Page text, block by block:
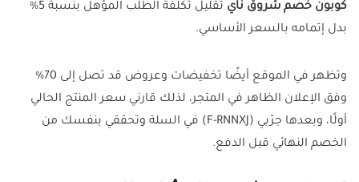
كوبون خصم شروق ناي
تقليل تكلفة الطلب المؤهل بنسبة 5%
بدل إتمامه بالسعر الأساسي.
وتظهر في الموقع أيضًا تخفيضات وعروض قد تصل إلى 70%
وفق الإعلان الظاهر في المتجر، لذلك قارني سعر المنتج الحالي
أولًا، وبعدها جرّبي (F-RNNXJ) في السلة وتحققي بنفسك من
الخصم النهائي قبل الدفع.